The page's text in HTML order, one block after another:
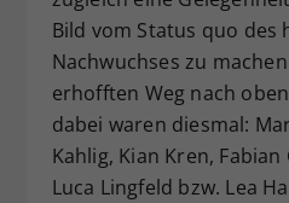
Bild vom Status quo des
Nachwuchses zu
erhofften Weg nach
dabei waren diesmal:
Kahlig, Kian Kren,
Luca Lingfeld bzw. Lea